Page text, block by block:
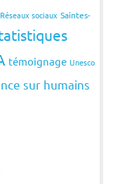
Réseaux sociaux Saintes-
témoignage Unesco
sur humains